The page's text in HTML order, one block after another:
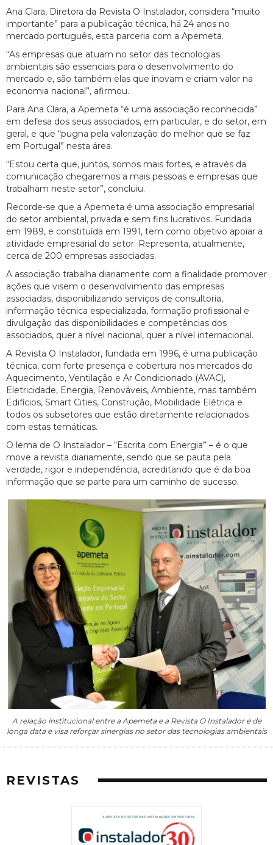
Ana Clara, Diretora da Revista O Instalador, considera “muito
importante” para a publicação técnica, há 24 anos no
mercado português, esta parceria com a Apemeta.
“As empresas que atuam no setor das tecnologias
ambientais são essenciais para o desenvolvimento do
mercado e, são também elas que inovam e criam valor na
economia nacional”, afirmou.
Para Ana Clara, a Apemeta “é uma associação reconhecida”
em defesa dos seus associados, em particular, e do setor, em
geral, e que “pugna pela valorização do melhor que se faz
em Portugal” nesta área.
“Estou certa que, juntos, somos mais fortes, e através da
comunicação chegaremos a mais pessoas e empresas que
trabalham neste setor”, concluiu.
Recorde-se que a Apemeta é uma associação empresarial
do setor ambiental, privada e sem fins lucrativos. Fundada
em 1989, e constituída em 1991, tem como objetivo apoiar a
atividade empresarial do setor. Representa, atualmente,
cerca de 200 empresas associadas.
A associação trabalha diariamente com a finalidade promover
ações que visem o desenvolvimento das empresas
associadas, disponibilizando serviços de consultoria,
informação técnica especializada, formação profissional e
divulgação das disponibilidades e competências dos
associados, quer a nível nacional, quer a nível internacional.
A Revista O Instalador, fundada em 1996, é uma publicação
técnica, com forte presença e cobertura nos mercados do
Aquecimento, Ventilação e Ar Condicionado (AVAC),
Eletricidade, Energia, Renováveis, Ambiente, mas também
Edifícios, Smart Cities, Construção, Mobilidade Elétrica e
todos os subsetores que estão diretamente relacionados
com estas temáticas.
O lema de O Instalador – “Escrita com Energia” – é o que
move a revista diariamente, sendo que se pauta pela
verdade, rigor e independência, acreditando que é da boa
informação que se parte para um caminho de sucesso.
A relação institucional entre a Apemeta e a Revista O Instalador é de
longa data e visa reforçar sinergias no setor das tecnologias ambientais
REVISTAS